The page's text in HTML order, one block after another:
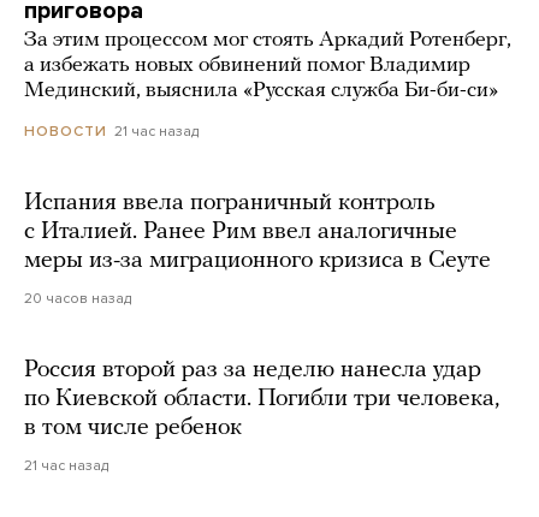
приговора
За этим процессом мог стоять Аркадий Ротенберг,
а избежать новых обвинений помог Владимир
Мединский, выяснила «Русская служба Би-би-си»
НОВОСТИ 21 час назад
Испания ввела пограничный контроль
с Италией. Ранее Рим ввел аналогичные
меры из-за миграционного кризиса в Сеуте
20 часов назад
Россия второй раз за неделю нанесла удар
по Киевской области. Погибли три человека,
в том числе ребенок
21 час назад